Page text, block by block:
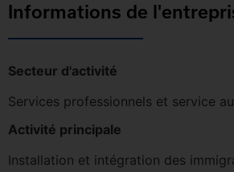
Informations de
Secteur d'activité
Services professionnels et service
Activité principale
Installation et intégration des